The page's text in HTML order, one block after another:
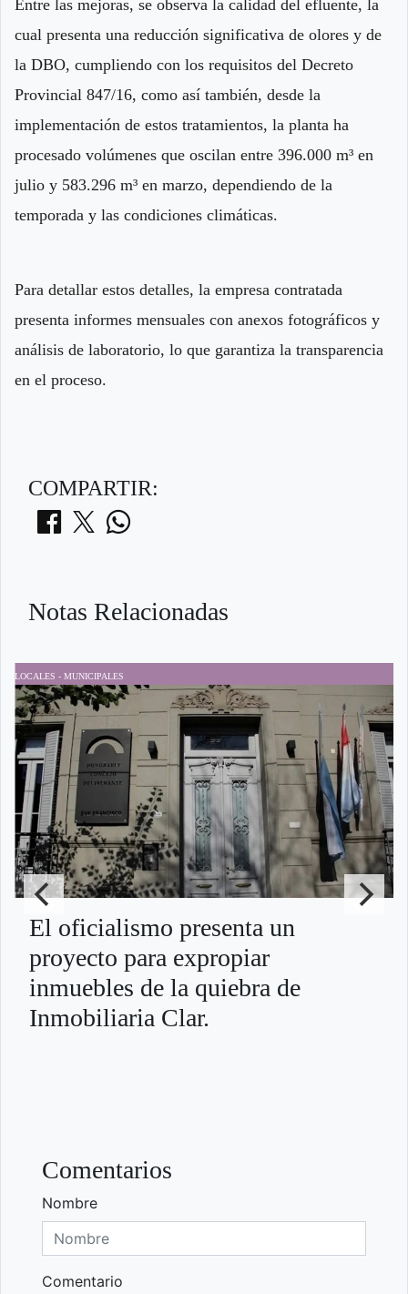
Entre las mejoras, se observa la calidad del efluente, la
cual presenta una reducción significativa de olores y de
la DBO, cumpliendo con los requisitos del Decreto
Provincial 847/16, como así también, desde la
implementación de estos tratamientos, la planta ha
procesado volúmenes que oscilan entre 396.000 m³ en
julio y 583.296 m³ en marzo, dependiendo de la
temporada y las condiciones climáticas.
Para detallar estos detalles, la empresa contratada
presenta informes mensuales con anexos fotográficos y
análisis de laboratorio, lo que garantiza la transparencia
en el proceso.
COMPARTIR:
Notas Relacionadas
LOCALES - MUNICIPALES
El oficialismo presenta un
proyecto para expropiar
inmuebles de la quiebra de
Inmobiliaria Clar.
Comentarios
Nombre
Comentario